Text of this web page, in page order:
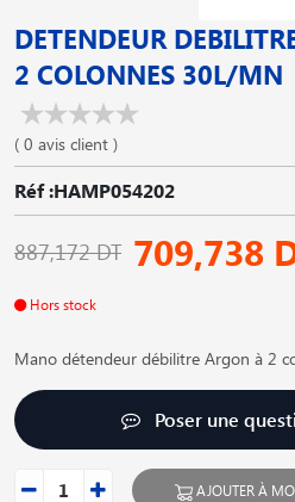
DETENDEUR
2 COLONNES 30L/MN
( 0 avis client )
Réf :HAMP054202
887,172 DT 709,738
Hors stock
Mano détendeur débilitre Argon à 2
Poser une
AJOUTER À